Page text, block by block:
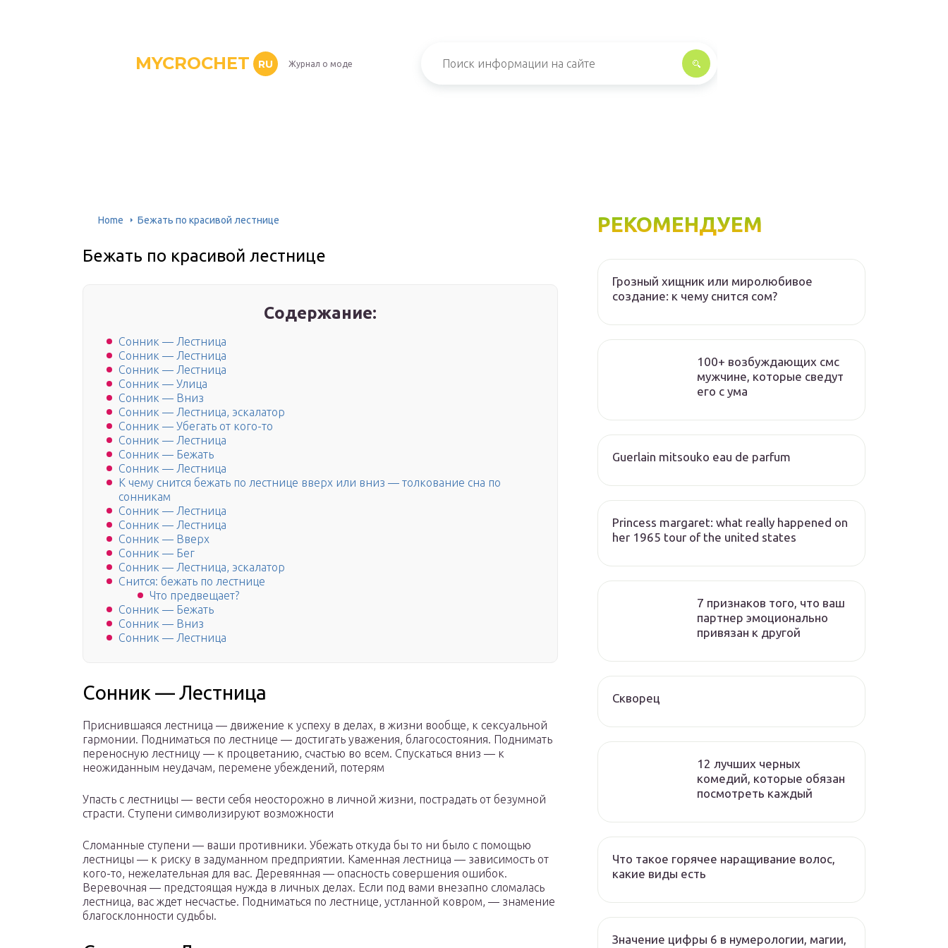
MYCROCHET RU Журнал о моде
Home Бежать по красивой лестнице
Бежать по красивой лестнице
Содержание:
Сонник — Лестница
Сонник — Лестница
Сонник — Лестница
Сонник — Улица
Сонник — Вниз
Сонник — Лестница, эскалатор
Сонник — Убегать от кого-то
Сонник — Лестница
Сонник — Бежать
Сонник — Лестница
К чему снится бежать по лестнице вверх или вниз — толкование сна по
сонникам
Сонник — Лестница
Сонник — Лестница
Сонник — Вверх
Сонник — Бег
Сонник — Лестница, эскалатор
Снится: бежать по лестнице
Что предвещает?
Сонник — Бежать
Сонник — Вниз
Сонник — Лестница
Сонник — Лестница
Приснившаяся лестница — движение к успеху в делах, в жизни вообще, к сексуальной
гармонии. Подниматься по лестнице — достигать уважения, благосостояния. Поднимать
переносную лестницу — к процветанию, счастью во всем. Спускаться вниз — к
неожиданным неудачам, перемене убеждений, потерям
Упасть с лестницы — вести себя неосторожно в личной жизни, пострадать от безумной
страсти. Ступени символизируют возможности
Сломанные ступени — ваши противники. Убежать откуда бы то ни было с помощью
лестницы — к риску в задуманном предприятии. Каменная лестница — зависимость от
кого-то, нежелательная для вас. Деревянная — опасность совершения ошибок.
Веревочная — предстоящая нужда в личных делах. Если под вами внезапно сломалась
лестница, вас ждет несчастье. Подниматься по лестнице, устланной ковром, — знамение
благосклонности судьбы.
РЕКОМЕНДУЕМ
Грозный хищник или миролюбивое
создание: к чему снится сом?
100+ возбуждающих смс
мужчине, которые сведут
его с ума
Guerlain mitsouko eau de parfum
Princess margaret: what really happened on
her 1965 tour of the united states
7 признаков того, что ваш
партнер эмоционально
привязан к другой
Скворец
12 лучших черных
комедий, которые обязан
посмотреть каждый
Что такое горячее наращивание волос,
какие виды есть
Значение цифры 6 в нумерологии, магии,